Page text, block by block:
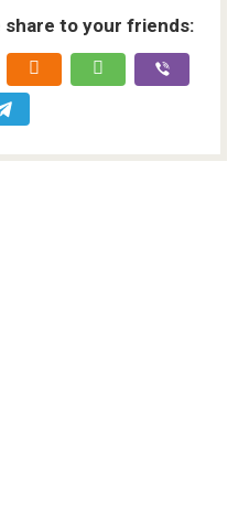
share to your friends: